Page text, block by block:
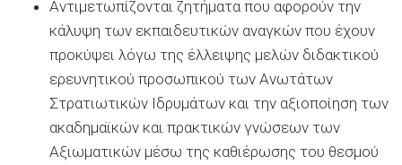
Αντιμετωπίζονται ζητήματα που αφορούν την
κάλυψη των εκπαιδευτικών αναγκών που έχουν
προκύψει λόγω της έλλειψης μελών διδακτικού
ερευνητικού προσωπικού των Ανωτάτων
Στρατιωτικών Ιδρυμάτων και την αξιοποίηση των
ακαδημαϊκών και πρακτικών γνώσεων των
Αξιωματικών μέσω της καθιέρωσης του θεσμού